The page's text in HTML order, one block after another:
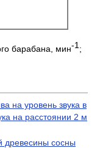
барабана, мин-1;
на уровень звука в
на расстоянии 2 м
древесины сосны